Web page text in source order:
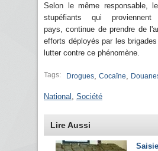
Selon le même responsable,
stupéfiants qui
pays, continue de prendre de
efforts déployés par les
lutter contre ce phénomène.
Tags: Drogues Cocaïne
National Société
Lire Aussi